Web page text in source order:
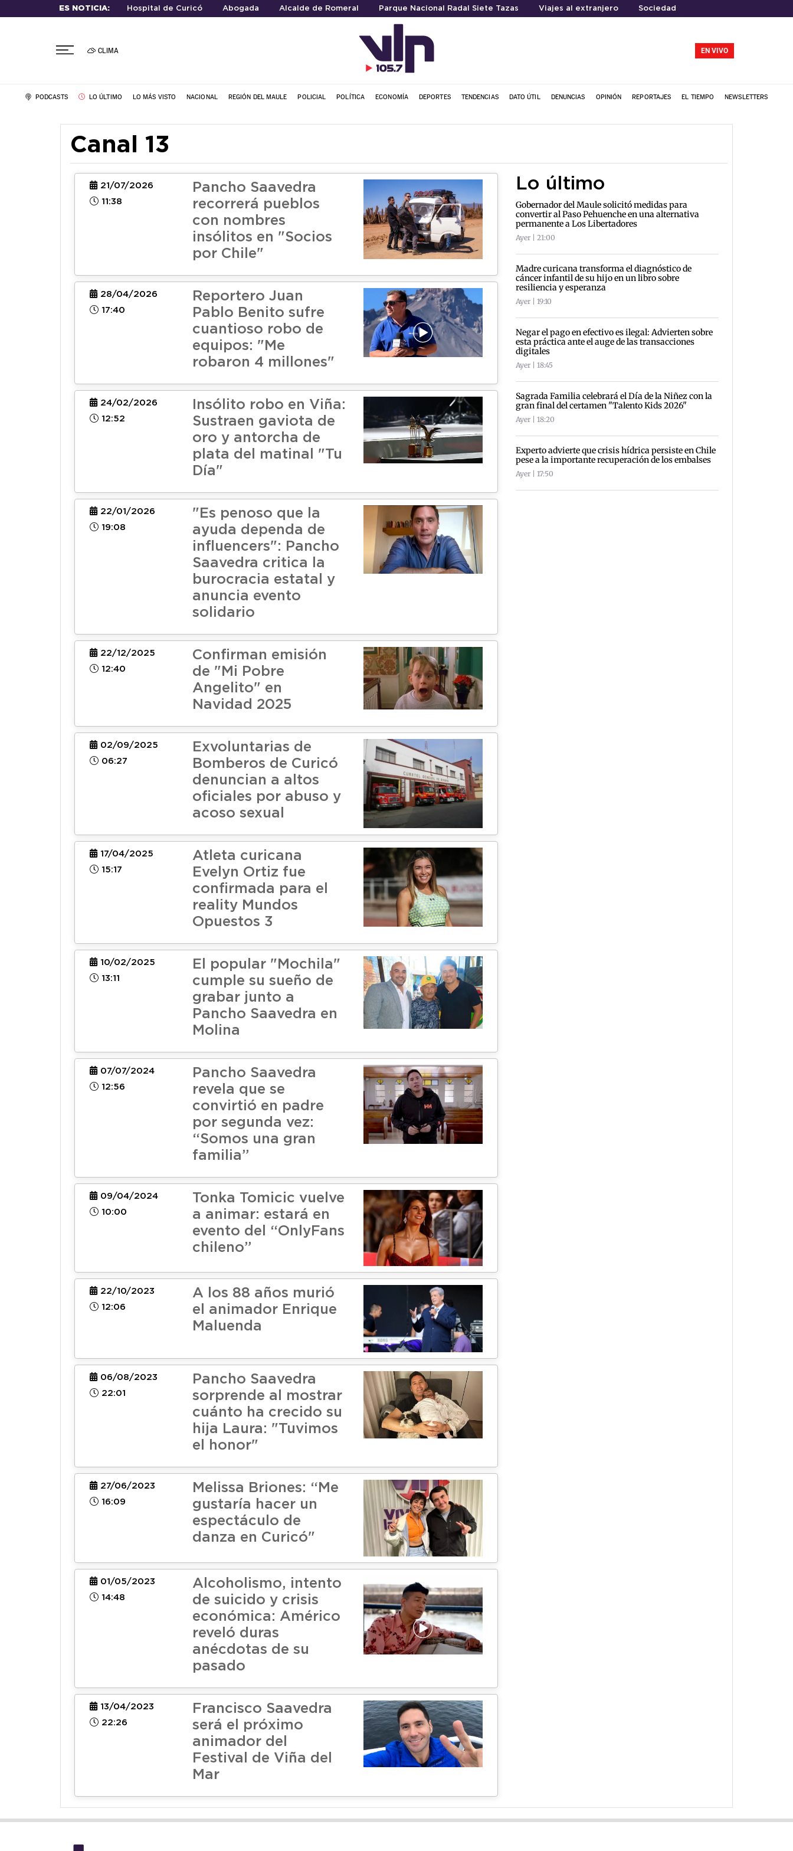
ES NOTICIA: Hospital de Curicó Abogada Alcalde de Romeral Parque Nacional Radal Siete Tazas Viajes al extranjero Sociedad
CLIMA EN VIVO
PODCASTS LO ÚLTIMO LO MÁS VISTO NACIONAL REGIÓN DEL MAULE POLICIAL POLÍTICA ECONOMÍA DEPORTES TENDENCIAS DATO ÚTIL DENUNCIAS OPINIÓN REPORTAJES EL TIEMPO NEWSLETTERS
Canal 13
21/07/2026
11:38
Pancho Saavedra
recorrerá pueblos
con nombres
insólitos en "Socios
por Chile"
28/04/2026
17:40
Reportero Juan
Pablo Benito sufre
cuantioso robo de
equipos: "Me
robaron 4 millones"
24/02/2026
12:52
Insólito robo en Viña:
Sustraen gaviota de
oro y antorcha de
plata del matinal "Tu
Día"
22/01/2026
19:08
"Es penoso que la
ayuda dependa de
influencers": Pancho
Saavedra critica la
burocracia estatal y
anuncia evento
solidario
22/12/2025
12:40
Confirman emisión
de "Mi Pobre
Angelito" en
Navidad 2025
02/09/2025
06:27
Exvoluntarias de
Bomberos de Curicó
denuncian a altos
oficiales por abuso y
acoso sexual
17/04/2025
15:17
Atleta curicana
Evelyn Ortiz fue
confirmada para el
reality Mundos
Opuestos 3
10/02/2025
13:11
El popular "Mochila"
cumple su sueño de
grabar junto a
Pancho Saavedra en
Molina
07/07/2024
12:56
Pancho Saavedra
revela que se
convirtió en padre
por segunda vez:
“Somos una gran
familia”
09/04/2024
10:00
Tonka Tomicic vuelve
a animar: estará en
evento del “OnlyFans
chileno”
22/10/2023
12:06
A los 88 años murió
el animador Enrique
Maluenda
06/08/2023
22:01
Pancho Saavedra
sorprende al mostrar
cuánto ha crecido su
hija Laura: "Tuvimos
el honor"
27/06/2023
16:09
Melissa Briones: “Me
gustaría hacer un
espectáculo de
danza en Curicó"
01/05/2023
14:48
Alcoholismo, intento
de suicido y crisis
económica: Américo
reveló duras
anécdotas de su
pasado
13/04/2023
22:26
Francisco Saavedra
será el próximo
animador del
Festival de Viña del
Mar
Lo último
Gobernador del Maule solicitó medidas para
convertir al Paso Pehuenche en una alternativa
permanente a Los Libertadores
Ayer | 21:00
Madre curicana transforma el diagnóstico de
cáncer infantil de su hijo en un libro sobre
resiliencia y esperanza
Ayer | 19:10
Negar el pago en efectivo es ilegal: Advierten sobre
esta práctica ante el auge de las transacciones
digitales
Ayer | 18:45
Sagrada Familia celebrará el Día de la Niñez con la
gran final del certamen "Talento Kids 2026"
Ayer | 18:20
Experto advierte que crisis hídrica persiste en Chile
pese a la importante recuperación de los embalses
Ayer | 17:50